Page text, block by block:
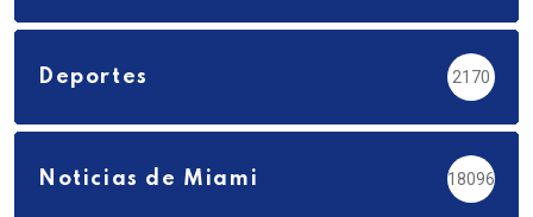
Deportes 2170
Noticias de Miami 18096